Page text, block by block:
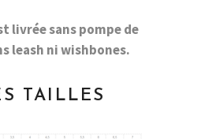
livrée sans pompe de
leash ni wishbones.
TAILLES